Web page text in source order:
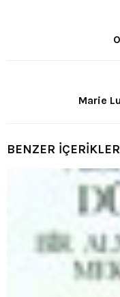
Marie
BENZER İÇERİKLER